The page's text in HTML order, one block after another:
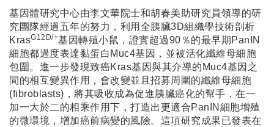
基因體研究中心由李文華院士和胡春美助研究員領導的研
究團隊經過五年的努力，利用全胰臟3D組織學技術剖析
KrasG12D/+基因轉殖小鼠，證實超過90％的最早期PanIN
細胞都過度表達黏蛋白Muc4基因，並被活化纖維母細胞
包圍。進一步發現致癌Kras基因與其介導的Muc4基因之
間的相互變異作用，會改變並且招募周圍的纖維母細胞
(fibroblasts)，將其吸收成為促進胰臟癌化的幫手，在一
加一大於二的相乘作用下，打造出更適合PanIN細胞增殖
的微環境，增加癌前病變的風險。這項研究成果已發表在